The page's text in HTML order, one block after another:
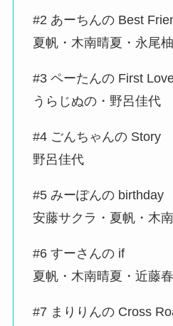
#2 あーちんの Best
夏帆・木南晴夏・永尾
#3 ペーたんの First
うらじぬの・野呂佳代
#4 ごんちゃんの Story
野呂佳代
#5 みーぽんの birthday
安藤サクラ・夏帆・木
#6 すーさんの if
夏帆・木南晴夏・近藤
#7 まりりんの Cross